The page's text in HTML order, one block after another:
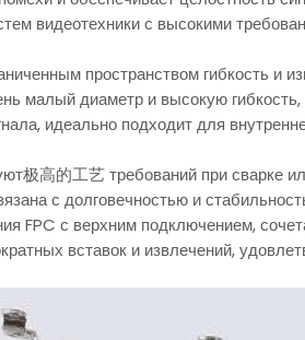
видеотехники с высокими
пространством гибкость и
малый диаметр и высокую гибкость,
идеально подходит для
极高的工艺 требований при сварке
с долговечностью и
FPC с верхним подключением,
вставок и извлечений,